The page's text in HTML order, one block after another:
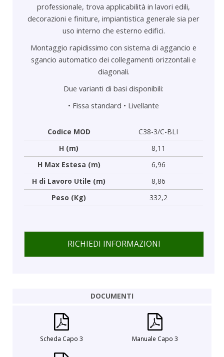
professionale, trova applicabilità in lavori edili,
decorazioni e finiture, impiantistica generale sia per
uso interno che esterno edifici.
Montaggio rapidissimo con sistema di aggancio e
sgancio automatico dei collegamenti orizzontali e
diagonali.
Due varianti di basi disponibili:
• Fissa standard • Livellante
Codice MOD
C38-3/C-BLI
H (m)
8,11
H Max Estesa (m)
6,96
H di Lavoro Utile (m)
8,86
Peso (Kg)
332,2
RICHIEDI INFORMAZIONI
DOCUMENTI
Scheda Capo 3 Manuale Capo 3